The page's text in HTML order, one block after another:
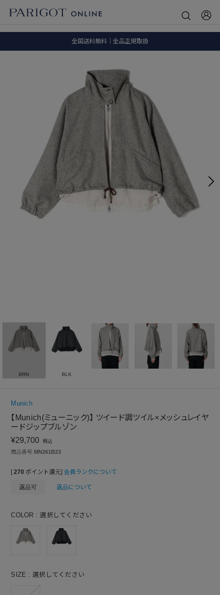
全国送料無料｜全品正規取扱
BRN BLK
Munich
【Munich(ミューニック)】 ツイード調ツイル×メッシュレイヤ
ードジップブルゾン
¥29,700 税込
商品番号 MN261B23
[ 270 ポイント還元] 会員ランクについて
返品可 返品について
COLOR 選択してください
SIZE 選択してください